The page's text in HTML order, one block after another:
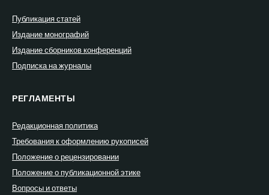
Публикация статей
Издание монографий
Издание сборников конференций
Подписка на журналы
РЕГЛАМЕНТЫ
Редакционная политика
Требования к оформлению рукописей
Положение о рецензировании
Положение о публикационной этике
Вопросы и ответы